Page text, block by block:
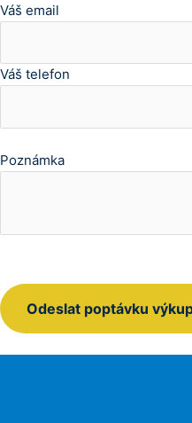
Váš email
Váš telefon
Poznámka